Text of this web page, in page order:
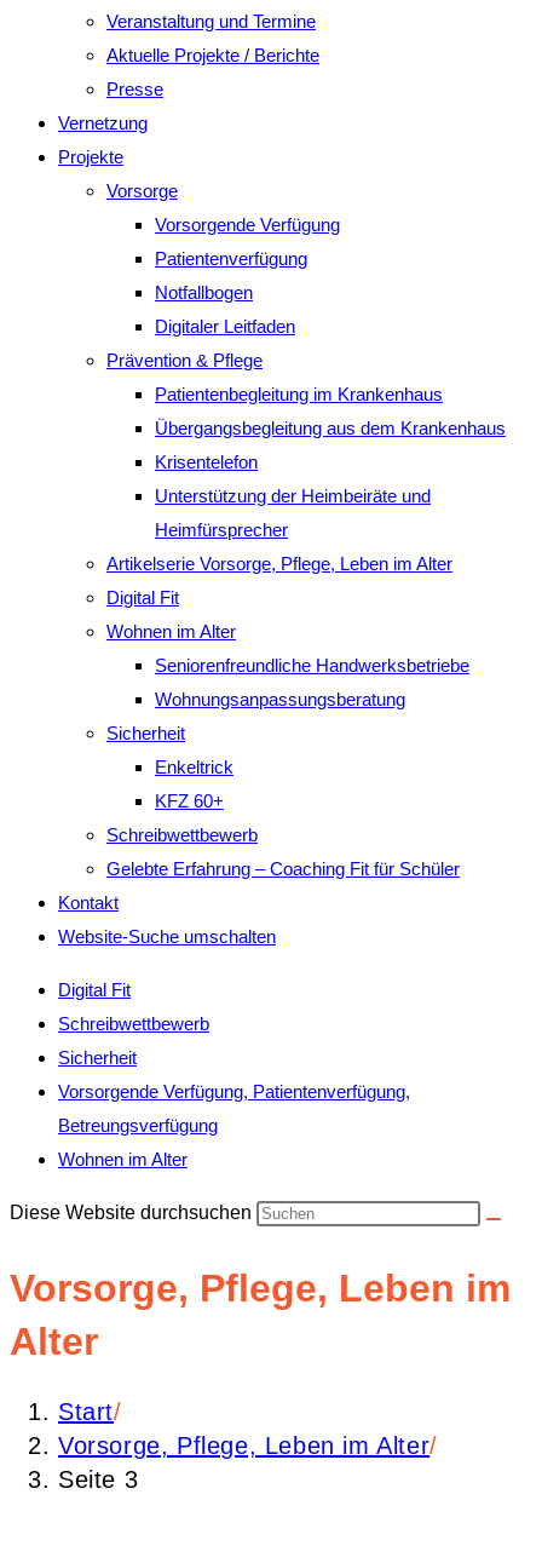
Veranstaltung und Termine
Aktuelle Projekte / Berichte
Presse
Vernetzung
Projekte
Vorsorge
Vorsorgende Verfügung
Patientenverfügung
Notfallbogen
Digitaler Leitfaden
Prävention & Pflege
Patientenbegleitung im Krankenhaus
Übergangsbegleitung aus dem Krankenhaus
Krisentelefon
Unterstützung der Heimbeiräte und
Heimfürsprecher
Artikelserie Vorsorge, Pflege, Leben im Alter
Digital Fit
Wohnen im Alter
Seniorenfreundliche Handwerksbetriebe
Wohnungsanpassungsberatung
Sicherheit
Enkeltrick
KFZ 60+
Schreibwettbewerb
Gelebte Erfahrung – Coaching Fit für Schüler
Kontakt
Website-Suche umschalten
Digital Fit
Schreibwettbewerb
Sicherheit
Vorsorgende Verfügung, Patientenverfügung,
Betreungsverfügung
Wohnen im Alter
Diese Website durchsuchen
Vorsorge, Pflege, Leben im
Alter
Start/
Vorsorge, Pflege, Leben im Alter/
Seite 3